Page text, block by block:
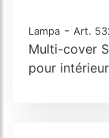
Lampa - Art.
Multi-cover
pour